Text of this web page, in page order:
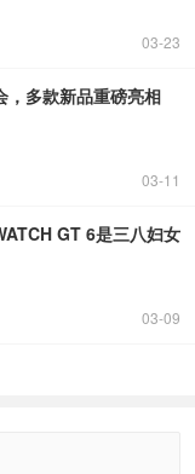
03-23
，多款新品重磅亮相
03-11
GT 6是三八妇女
03-09